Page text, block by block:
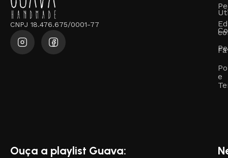
CNPJ 18.476.675/0001-77
e
Ouça a playlist Guava: